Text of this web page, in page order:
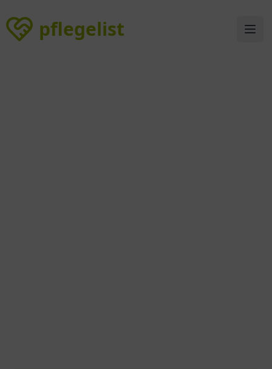
pflegelistpflegelist